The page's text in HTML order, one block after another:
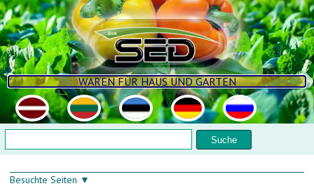
WAREN FÜR HAUS UND GARTEN
Besuchte Seiten ▼